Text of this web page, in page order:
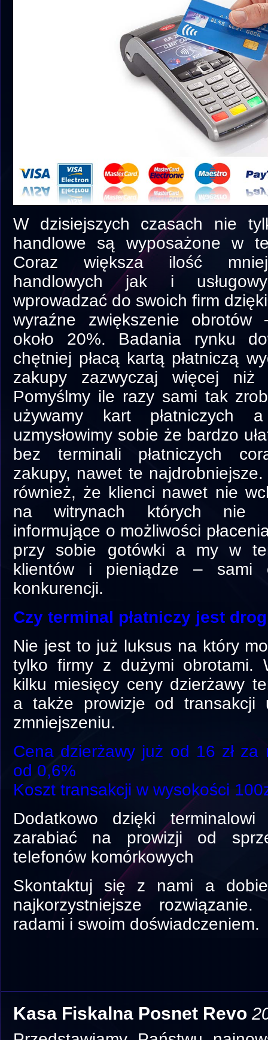
W dzisiejszych czasach nie
handlowe są wyposażone w
Coraz większa ilość
handlowych jak i
wprowadzać do swoich firm
wyraźne zwiększenie
około 20%. Badania rynku
chętniej płacą kartą płatniczą
zakupy zazwyczaj więcej niż
Pomyślmy ile razy sami tak
używamy kart płatniczych
uzmysłowimy sobie że bardzo
bez terminali płatniczych
zakupy, nawet te
również, że klienci nawet nie
na witrynach których nie
informujące o możliwości
przy sobie gotówki a my w
klientów i pieniądze – sami
konkurencji.
Czy terminal płatniczy jest
Nie jest to już luksus na który
tylko firmy z dużymi obrotami.
kilku miesięcy ceny dzierżawy
a także prowizje od transakcji
zmniejszeniu.
Cena dzierżawy już od 16 zł za
od 0,6%
Koszt transakcji w wysokości
Dodatkowo dzięki terminalowi
zarabiać na prowizji od
telefonów komórkowych
Skontaktuj się z nami a
najkorzystniejsze rozwiązanie.
radami i swoim doświadczeniem.
Kasa Fiskalna Posnet Revo